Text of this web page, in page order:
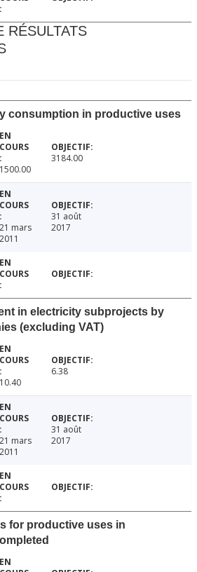
RÉSULTATS
consumption in productive uses
1500.00
3184.00
21 mars
2011
31 août
2017
in electricity subprojects by
(excluding VAT)
10.40
6.38
21 mars
2011
31 août
2017
for productive uses in